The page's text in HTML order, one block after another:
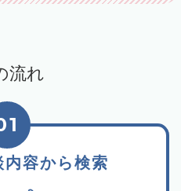
流れ
容から検索